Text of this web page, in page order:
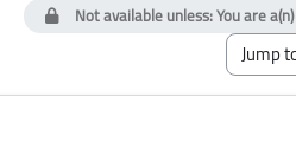
Not available unless: You are a(n)
Course Instructor